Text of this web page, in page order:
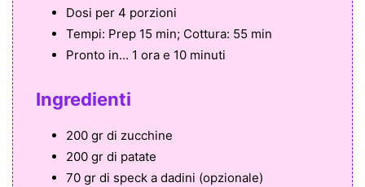
Dosi per 4 porzioni
Tempi: Prep 15 min; Cottura: 55 min
Pronto in... 1 ora e 10 minuti
Ingredienti
200 gr di zucchine
200 gr di patate
70 gr di speck a dadini (opzionale)